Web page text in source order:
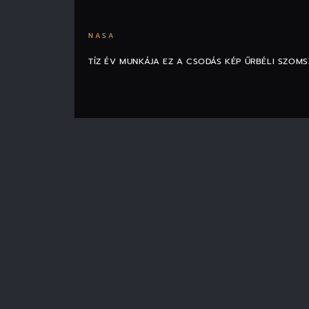
NASA
TÍZ ÉV MUNKÁJA EZ A CSODÁS KÉP ŰRBÉLI